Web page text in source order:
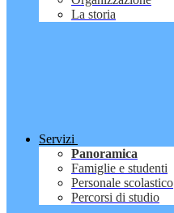
La storia
Servizi
Panoramica
Famiglie e studenti
Personale scolastico
Percorsi di studio